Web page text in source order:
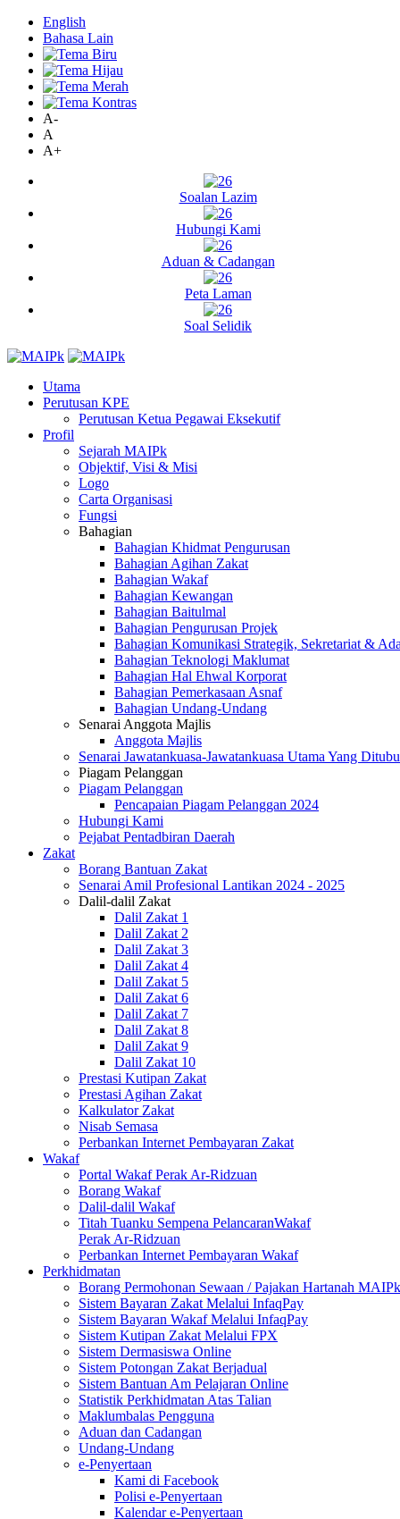
English
Bahasa Lain
A-
A
A+
Soalan Lazim
Hubungi Kami
Aduan & Cadangan
Peta Laman
Soal Selidik
Utama
Perutusan KPE
Perutusan Ketua Pegawai Eksekutif
Profil
Sejarah MAIPk
Objektif, Visi & Misi
Logo
Carta Organisasi
Fungsi
Bahagian
Bahagian Khidmat Pengurusan
Bahagian Agihan Zakat
Bahagian Wakaf
Bahagian Kewangan
Bahagian Baitulmal
Bahagian Pengurusan Projek
Bahagian Komunikasi Strategik, Sekretariat &
Bahagian Teknologi Maklumat
Bahagian Hal Ehwal Korporat
Bahagian Pemerkasaan Asnaf
Bahagian Undang-Undang
Senarai Anggota Majlis
Anggota Majlis
Senarai Jawatankuasa-Jawatankuasa Utama Yang
Piagam Pelanggan
Piagam Pelanggan
Pencapaian Piagam Pelanggan 2024
Hubungi Kami
Pejabat Pentadbiran Daerah
Zakat
Borang Bantuan Zakat
Senarai Amil Profesional Lantikan 2024 - 2025
Dalil-dalil Zakat
Dalil Zakat 1
Dalil Zakat 2
Dalil Zakat 3
Dalil Zakat 4
Dalil Zakat 5
Dalil Zakat 6
Dalil Zakat 7
Dalil Zakat 8
Dalil Zakat 9
Dalil Zakat 10
Prestasi Kutipan Zakat
Prestasi Agihan Zakat
Kalkulator Zakat
Nisab Semasa
Perbankan Internet Pembayaran Zakat
Wakaf
Portal Wakaf Perak Ar-Ridzuan
Borang Wakaf
Dalil-dalil Wakaf
Titah Tuanku Sempena PelancaranWakaf
Perak Ar-Ridzuan
Perbankan Internet Pembayaran Wakaf
Perkhidmatan
Borang Permohonan Sewaan / Pajakan Hartanah MAIPk
Sistem Bayaran Zakat Melalui InfaqPay
Sistem Bayaran Wakaf Melalui InfaqPay
Sistem Kutipan Zakat Melalui FPX
Sistem Dermasiswa Online
Sistem Potongan Zakat Berjadual
Sistem Bantuan Am Pelajaran Online
Statistik Perkhidmatan Atas Talian
Maklumbalas Pengguna
Aduan dan Cadangan
Undang-Undang
e-Penyertaan
Kami di Facebook
Polisi e-Penyertaan
Kalendar e-Penyertaan